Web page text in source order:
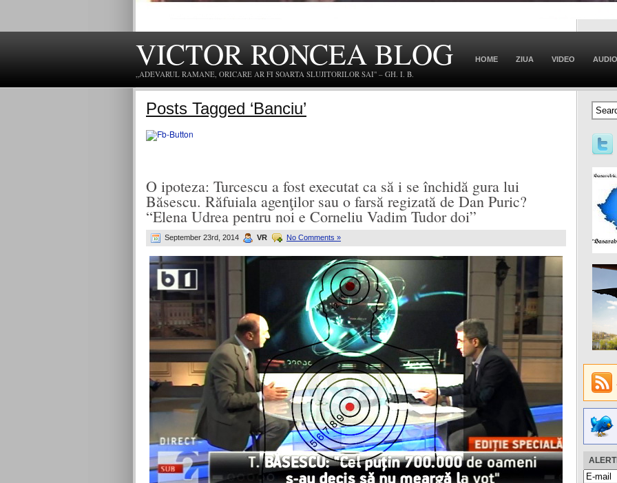
VICTOR RONCEA BLOG
„ADEVARUL RAMANE, ORICARE AR FI SOARTA SLUJITORILOR SAI" – GH. I. B.
HOME ZIUA VIDEO AUDIO
Posts Tagged ‘Banciu’
O ipoteza: Turcescu a fost executat ca să i se închidă gura lui
Băsescu. Răfuiala agenţilor sau o farsă regizată de Dan Puric?
“Elena Udrea pentru noi e Corneliu Vadim Tudor doi”
September 23rd, 2014 VR No Comments »